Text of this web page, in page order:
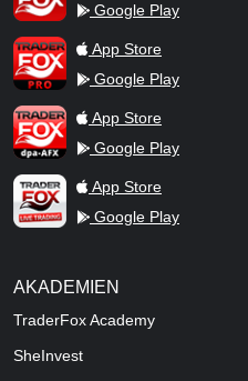
Google Play
TraderFox ProApp Store
Google Play
TraderFox dpa-AFX ProFeed
App Store
Google Play
TraderFox Live Trading
App Store
Google Play
AKADEMIEN
TraderFox Academy
SheInvest